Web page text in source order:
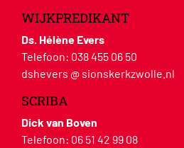
WIJKPREDIKANT
Ds. Hélène Evers
Telefoon: 038 455 06 50
dshevers @ sionskerkzwolle.nl
SCRIBA
Dick van Boven
Telefoon: 06 51 42 99 08